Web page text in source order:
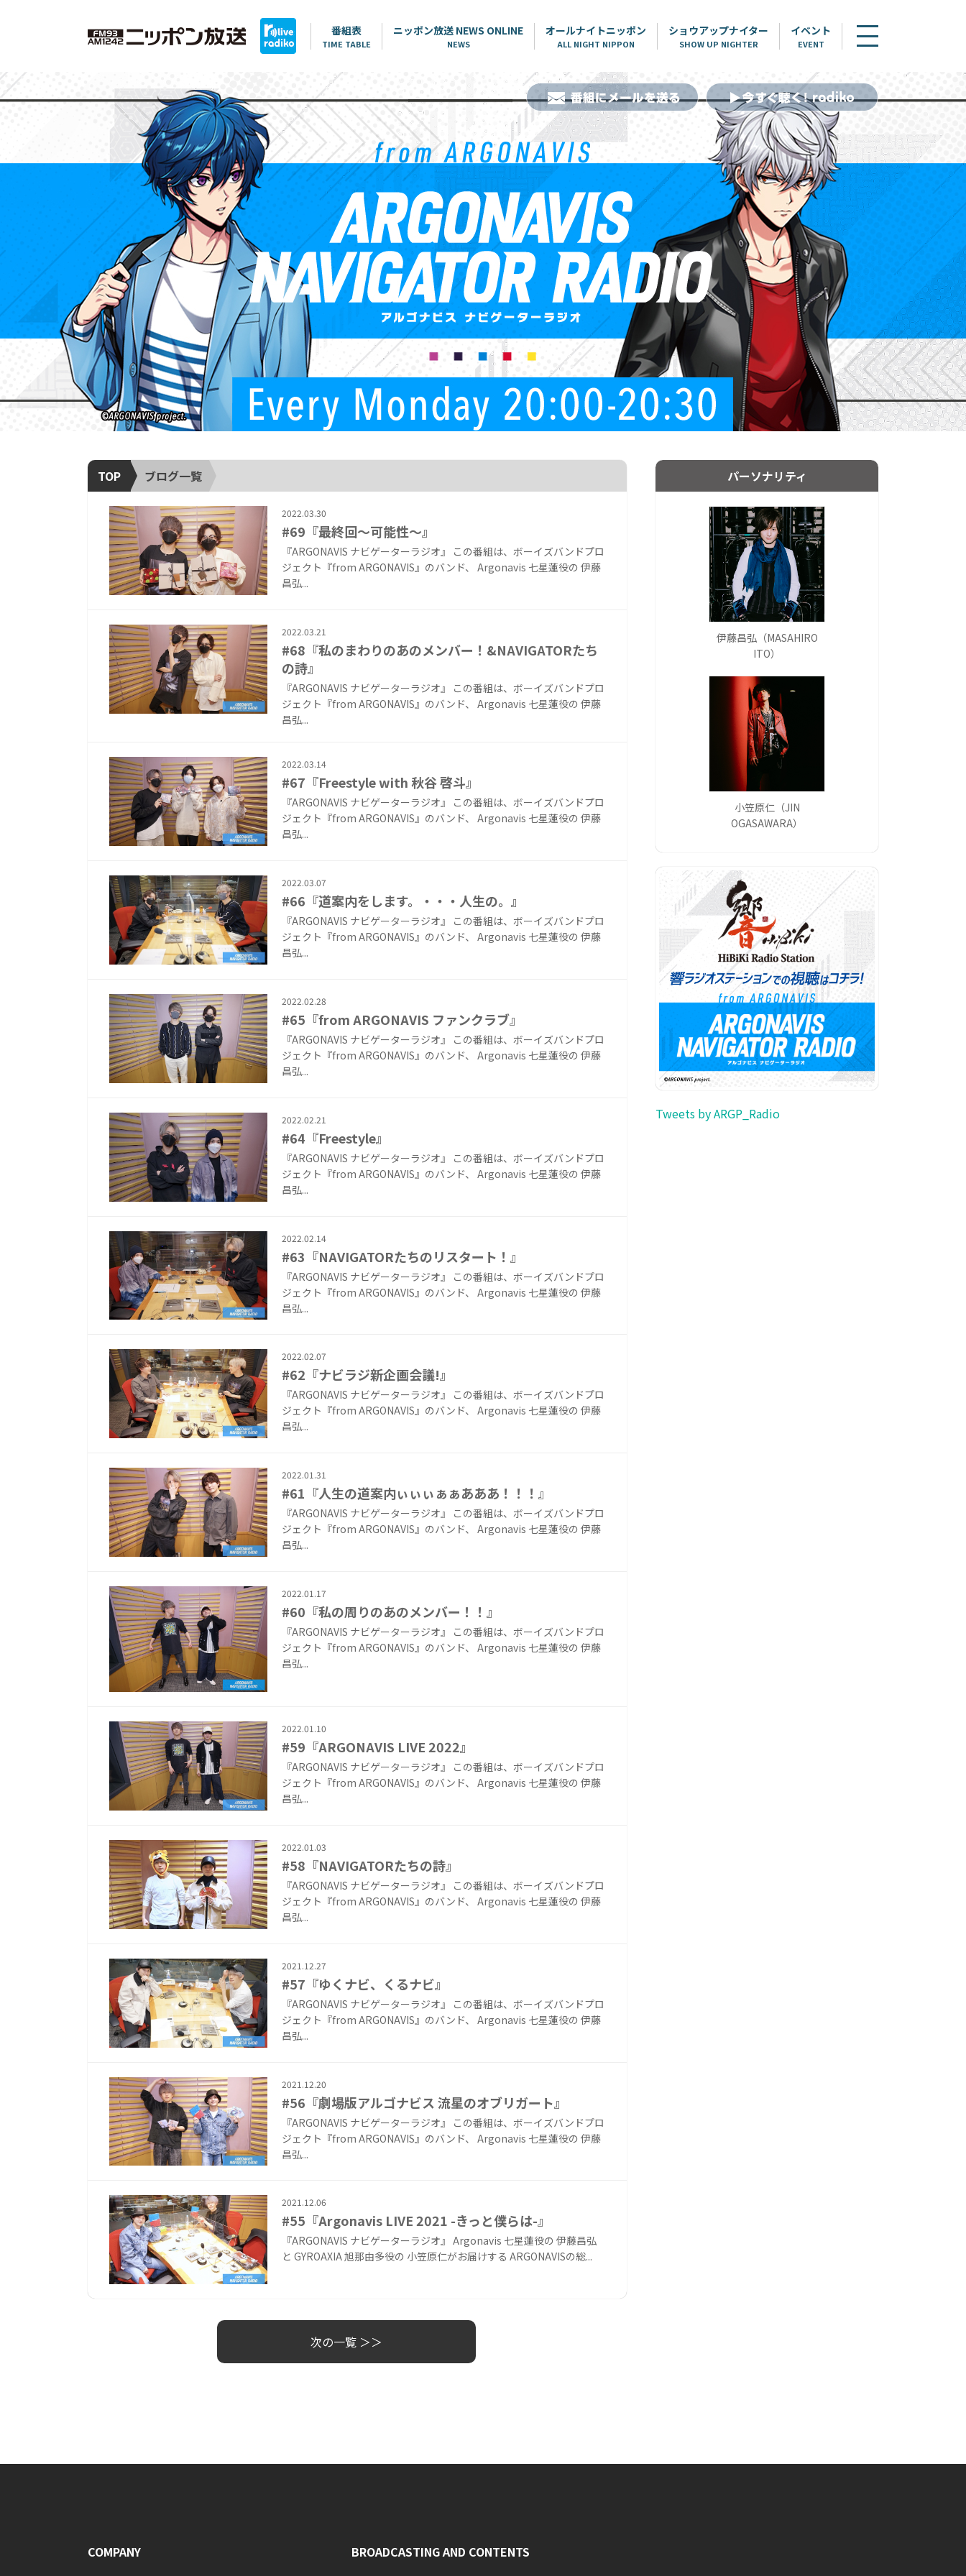
番組表
TIME TABLE
ニッポン放送 NEWS ONLINE
NEWS
オールナイトニッポン
ALL NIGHT NIPPON
ショウアップナイター
SHOW UP NIGHTER
イベント
EVENT
TOP ブログ一覧
2022.03.30
#69『最終回〜可能性〜』
『ARGONAVIS ナビゲーターラジオ』 この番組は、ボーイズバンドプロ
ジェクト『from ARGONAVIS』のバンド、 Argonavis 七星蓮役の 伊藤
昌弘...
2022.03.21
#68『私のまわりのあのメンバー！&NAVIGATORたち
の詩』
『ARGONAVIS ナビゲーターラジオ』 この番組は、ボーイズバンドプロ
ジェクト『from ARGONAVIS』のバンド、 Argonavis 七星蓮役の 伊藤
昌弘...
2022.03.14
#67『Freestyle with 秋谷 啓斗』
『ARGONAVIS ナビゲーターラジオ』 この番組は、ボーイズバンドプロ
ジェクト『from ARGONAVIS』のバンド、 Argonavis 七星蓮役の 伊藤
昌弘...
2022.03.07
#66『道案内をします。・・・人生の。』
『ARGONAVIS ナビゲーターラジオ』 この番組は、ボーイズバンドプロ
ジェクト『from ARGONAVIS』のバンド、 Argonavis 七星蓮役の 伊藤
昌弘...
2022.02.28
#65『from ARGONAVIS ファンクラブ』
『ARGONAVIS ナビゲーターラジオ』 この番組は、ボーイズバンドプロ
ジェクト『from ARGONAVIS』のバンド、 Argonavis 七星蓮役の 伊藤
昌弘...
2022.02.21
#64『Freestyle』
『ARGONAVIS ナビゲーターラジオ』 この番組は、ボーイズバンドプロ
ジェクト『from ARGONAVIS』のバンド、 Argonavis 七星蓮役の 伊藤
昌弘...
2022.02.14
#63『NAVIGATORたちのリスタート！』
『ARGONAVIS ナビゲーターラジオ』 この番組は、ボーイズバンドプロ
ジェクト『from ARGONAVIS』のバンド、 Argonavis 七星蓮役の 伊藤
昌弘...
2022.02.07
#62『ナビラジ新企画会議!』
『ARGONAVIS ナビゲーターラジオ』 この番組は、ボーイズバンドプロ
ジェクト『from ARGONAVIS』のバンド、 Argonavis 七星蓮役の 伊藤
昌弘...
2022.01.31
#61『人生の道案内ぃぃぃぁぁあああ！！！』
『ARGONAVIS ナビゲーターラジオ』 この番組は、ボーイズバンドプロ
ジェクト『from ARGONAVIS』のバンド、 Argonavis 七星蓮役の 伊藤
昌弘...
2022.01.17
#60『私の周りのあのメンバー！！』
『ARGONAVIS ナビゲーターラジオ』 この番組は、ボーイズバンドプロ
ジェクト『from ARGONAVIS』のバンド、 Argonavis 七星蓮役の 伊藤
昌弘...
2022.01.10
#59『ARGONAVIS LIVE 2022』
『ARGONAVIS ナビゲーターラジオ』 この番組は、ボーイズバンドプロ
ジェクト『from ARGONAVIS』のバンド、 Argonavis 七星蓮役の 伊藤
昌弘...
2022.01.03
#58『NAVIGATORたちの詩』
『ARGONAVIS ナビゲーターラジオ』 この番組は、ボーイズバンドプロ
ジェクト『from ARGONAVIS』のバンド、 Argonavis 七星蓮役の 伊藤
昌弘...
2021.12.27
#57『ゆくナビ、くるナビ』
『ARGONAVIS ナビゲーターラジオ』 この番組は、ボーイズバンドプロ
ジェクト『from ARGONAVIS』のバンド、 Argonavis 七星蓮役の 伊藤
昌弘...
2021.12.20
#56『劇場版アルゴナビス 流星のオブリガート』
『ARGONAVIS ナビゲーターラジオ』 この番組は、ボーイズバンドプロ
ジェクト『from ARGONAVIS』のバンド、 Argonavis 七星蓮役の 伊藤
昌弘...
2021.12.06
#55『Argonavis LIVE 2021 -きっと僕らは-』
『ARGONAVIS ナビゲーターラジオ』 Argonavis 七星蓮役の 伊藤昌弘
と GYROAXIA 旭那由多役の 小笠原仁がお届けする ARGONAVISの総...
次の一覧 ＞＞
パーソナリティ
伊藤昌弘（MASAHIRO
ITO）
小笠原仁（JIN
OGASAWARA）
Tweets by ARGP_Radio
COMPANY BROADCASTING AND CONTENTS